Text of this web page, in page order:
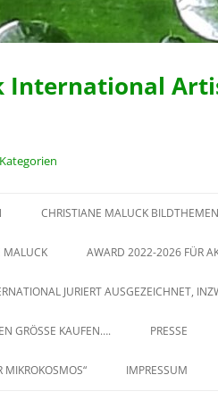
International
CHRISTIANE MALUCK BILDTHEMEN
1992-1999 GEMALTE
CHRISTIANE MALUCK. FINALIST
MALUCK AWARD 2022-2026 FÜR
KONZEPTE UND
IHRER EHEMALIGEN
JURIERT AUSGEZEICHNET,
GRÖSSE KAUFEN…. PRESSE
MIKROKOSMOS“ IMPRESSUM